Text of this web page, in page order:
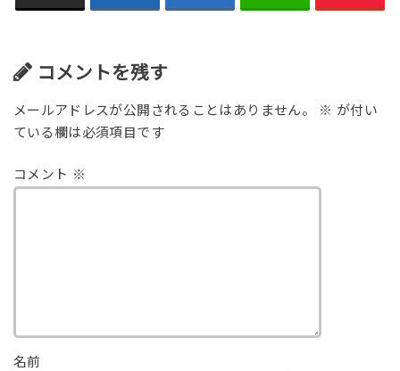
コメントを残す
メールアドレスが公開されることはありません。 ※ が付い
ている欄は必須項目です
コメント ※
名前